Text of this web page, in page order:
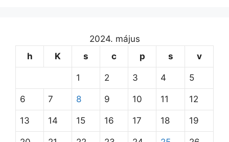
2024. május
h
K s c p s v
1 2 3 4 5
6 7 8 9 10 11 12
13 14 15 16 17 18 19